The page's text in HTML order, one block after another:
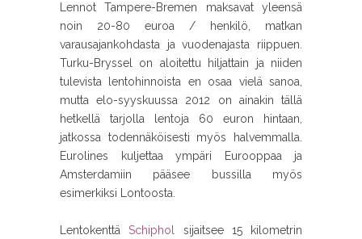
Lennot Tampere-Bremen maksavat yleensä
noin 20-80 euroa / henkilö, matkan
varausajankohdasta ja vuodenajasta riippuen.
Turku-Bryssel on aloitettu hiljattain ja niiden
tulevista lentohinnoista en osaa vielä sanoa,
mutta elo-syyskuussa 2012 on ainakin tällä
hetkellä tarjolla lentoja 60 euron hintaan,
jatkossa todennäköisesti myös halvemmalla.
Eurolines kuljettaa ympäri Eurooppaa ja
Amsterdamiin pääsee bussilla myös
esimerkiksi Lontoosta.
LentokenttäSchiphol
sijaitsee 15 kilometrin